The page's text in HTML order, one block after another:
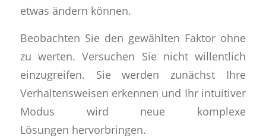
etwas ändern können.
Beobachten Sie den gewählten Faktor ohne
zu werten. Versuchen Sie nicht willentlich
einzugreifen. Sie werden zunächst Ihre
Verhaltensweisen erkennen und Ihr intuitiver
Modus wird neue komplexe
Lösungen hervorbringen.